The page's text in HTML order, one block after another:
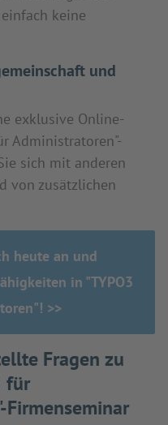
keine
und
exklusive Online-
Administratoren"-
sich mit anderen
von zusätzlichen
heute an und
in "TYPO3
>>
Fragen zu
für